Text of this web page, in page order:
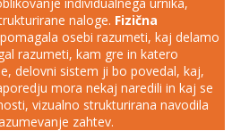
naloge. Fizična
osebi razumeti, kaj delamo
razumeti, kam gre in katero
delovni sistem ji bo povedal, kaj,
mora nekaj naredili in kaj se
vizualno strukturirana navodila
zahtev.